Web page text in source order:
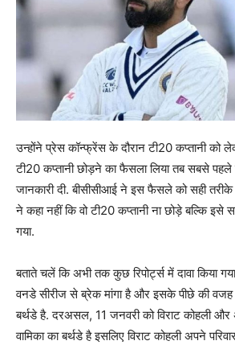
उन्होंने प्रेस कॉन्फ्रेंस के दौरान टी20 कप्तानी को
टी20 कप्तानी छोड़ने का फैसला लिया तब सबसे
जानकारी दी. बीसीसीआई ने इस फैसले को सही
ने कहा नहीं कि वो टी20 कप्तानी ना छोड़े बल्कि इसे
गया.
बताते चलें कि अभी तक कुछ रिपोर्ट्स में दावा किया
वनडे सीरीज से ब्रेक मांगा है और इसके पीछे की वजह
बर्थडे है. दरअसल, 11 जनवरी को विराट कोहली और
वामिका का बर्थडे है इसलिए विराट कोहली अपने